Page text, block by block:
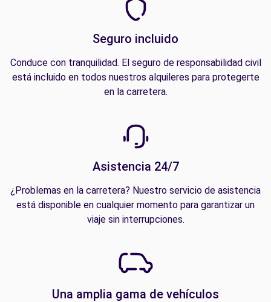
Seguro incluido
Conduce con tranquilidad. El seguro de responsabilidad civil
está incluido en todos nuestros alquileres para protegerte
en la carretera.
Asistencia 24/7
¿Problemas en la carretera? Nuestro servicio de asistencia
está disponible en cualquier momento para garantizar un
viaje sin interrupciones.
Una amplia gama de vehículos